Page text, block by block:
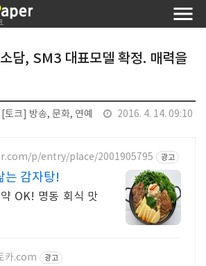
담, SM3 대표모델 확정. 매력을
[토크] 방송, 문화, 연예 2016. 4. 14. 09:10
p/entry/place/2001905795 광고
는 감자탕!
OK! 명동 회식 맛
카.com 광고